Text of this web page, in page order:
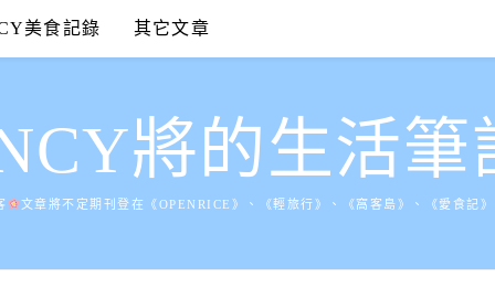
美食記錄 其它文章
將的生活筆
文章將不定期刊登在《OPENRICE》、《輕旅行》、《窩客島》、《愛食記